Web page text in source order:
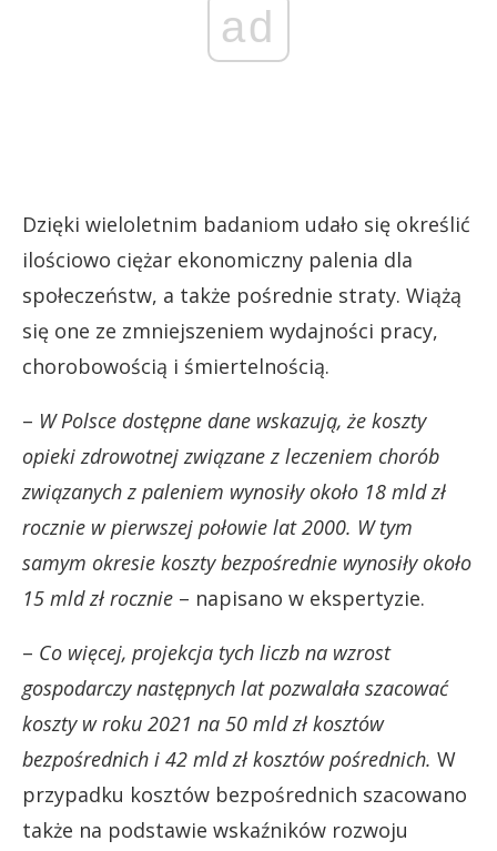
ad
Dzięki wieloletnim badaniom udało się określić
ilościowo ciężar ekonomiczny palenia dla
społeczeństw, a także pośrednie straty. Wiążą
się one ze zmniejszeniem wydajności pracy,
chorobowością i śmiertelnością.
– W Polsce dostępne dane wskazują, że koszty
opieki zdrowotnej związane z leczeniem chorób
związanych z paleniem wynosiły około 18 mld zł
rocznie w pierwszej połowie lat 2000. W tym
samym okresie koszty bezpośrednie wynosiły około
15 mld zł rocznie – napisano w ekspertyzie.
– Co więcej, projekcja tych liczb na wzrost
gospodarczy następnych lat pozwalała szacować
koszty w roku 2021 na 50 mld zł kosztów
bezpośrednich i 42 mld zł kosztów pośrednich. W
przypadku kosztów bezpośrednich szacowano
także na podstawie wskaźników rozwoju